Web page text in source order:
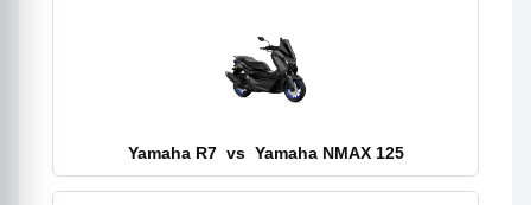
Yamaha R7 vs Yamaha NMAX 125